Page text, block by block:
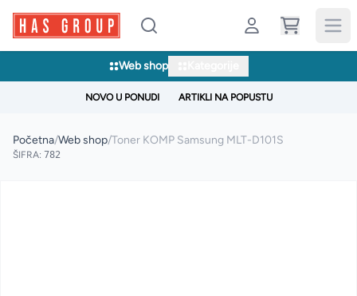
Web shop
NOVO U PONUDI ARTIKLI NA POPUSTU
Početna/Web shop/Toner KOMP Samsung MLT-D101S
ŠIFRA: 782